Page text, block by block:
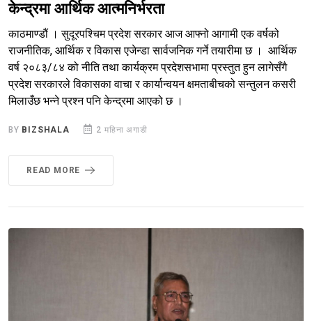
केन्द्रमा आर्थिक आत्मनिर्भरता
काठमाण्डौं । सुदूरपश्चिम प्रदेश सरकार आज आफ्नो आगामी एक वर्षको
राजनीतिक, आर्थिक र विकास एजेन्डा सार्वजनिक गर्ने तयारीमा छ । आर्थिक
वर्ष २०८३/८४ को नीति तथा कार्यक्रम प्रदेशसभामा प्रस्तुत हुन लागेसँगै
प्रदेश सरकारले विकासका वाचा र कार्यान्वयन क्षमताबीचको सन्तुलन कसरी
मिलाउँछ भन्ने प्रश्न पनि केन्द्रमा आएको छ ।
BY BIZSHALA 2 महिना अगाडी
READ MORE